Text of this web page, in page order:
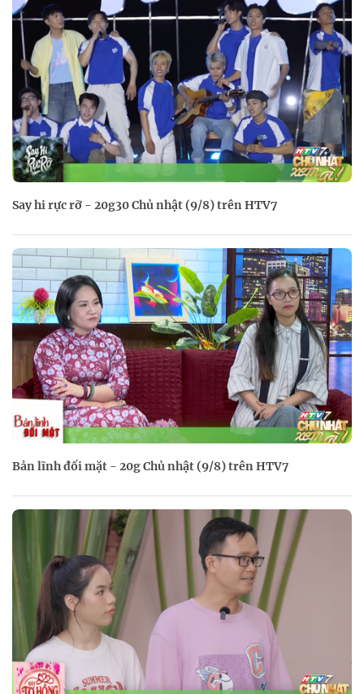
Say hi rực rỡ - 20g30 Chủ nhật (9/8) trên HTV7
Bản lĩnh đối mặt - 20g Chủ nhật (9/8) trên HTV7